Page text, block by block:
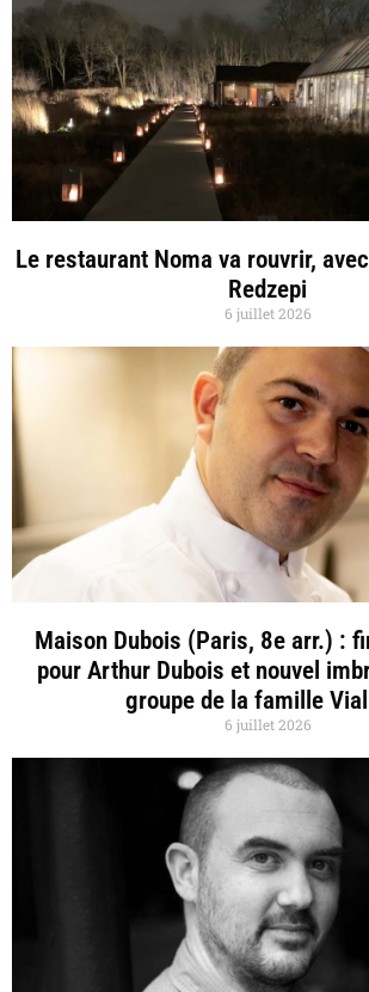
Le restaurant Noma va rouvrir,
Redzepi
6 juillet 2026
Maison Dubois (Paris, 8e arr.) :
pour Arthur Dubois et nouvel
groupe de la famille
6 juillet 2026